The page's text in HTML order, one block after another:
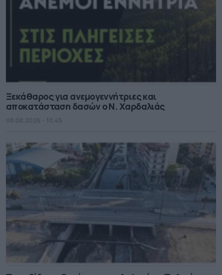
Ξεκάθαρος για ανεμογεννήτριες και
αποκατάσταση δασών ο Ν. Χαρδαλιάς
08.08.2026 - 10.45